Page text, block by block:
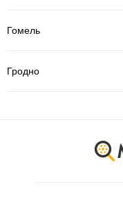
Гомель
Гродно